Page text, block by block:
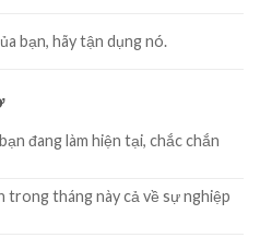
bạn, hãy tận dụng nó.
đang làm hiện tại, chắc chắn
trong tháng này cả về sự nghiệp